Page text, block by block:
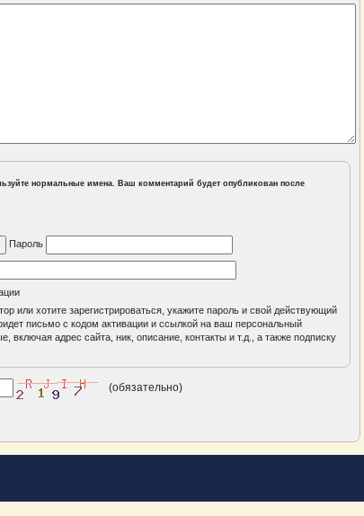
нормальные имена. Ваш комментарий будет опубликован после
Пароль
или хотите зарегистрироваться, укажите пароль и свой действующий
письмо с кодом активации и ссылкой на ваш персональный
включая адрес сайта, ник, описание, контакты и т.д., а также подписку
(обязательно)